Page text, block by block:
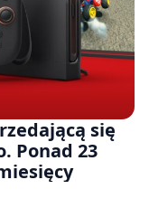
się
Ponad 23